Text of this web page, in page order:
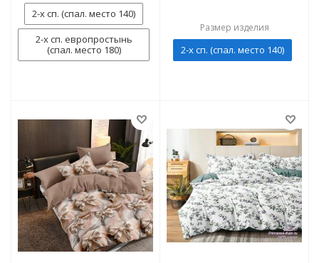
2-х сп. (спал. место 140)
2-х сп. европростынь
(спал. место 180)
Размер изделия
2-х сп. (спал. место 140)